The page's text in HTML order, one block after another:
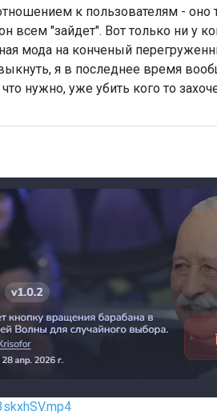
к пользователям -
всем "зайдет". Вот только ни у
мода на конченый
я в последнее время
нужно, уже убить кого то